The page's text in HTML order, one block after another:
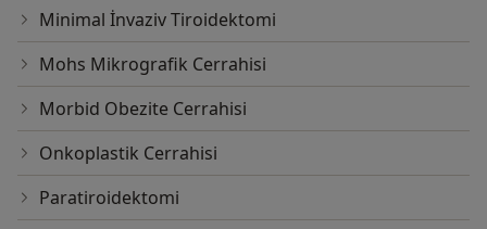
Minimal İnvaziv Tiroidektomi
Mohs Mikrografik Cerrahisi
Morbid Obezite Cerrahisi
Onkoplastik Cerrahisi
Paratiroidektomi